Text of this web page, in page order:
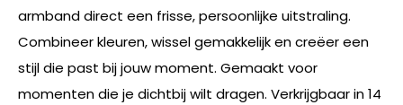
armband direct een frisse, persoonlijke uitstraling.
Combineer kleuren, wissel gemakkelijk en creëer een
stijl die past bij jouw moment. Gemaakt voor
momenten die je dichtbij wilt dragen. Verkrijgbaar in 14